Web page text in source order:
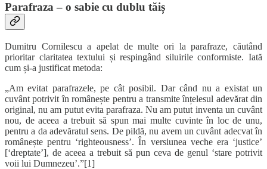
Parafraza – o sabie cu dublu tăiș
Dumitru Cornilescu a apelat de multe ori la parafraze, căutând
prioritar claritatea textului și respingând siluirile conformiste. Iată
cum și-a justificat metoda:
„Am evitat parafrazele, pe cât posibil. Dar când nu a existat un
cuvânt potrivit în românește pentru a transmite înțelesul adevărat din
original, nu am putut evita parafraza. Nu am putut inventa un cuvânt
nou, de aceea a trebuit să spun mai multe cuvinte în loc de unu,
pentru a da adevăratul sens. De pildă, nu avem un cuvânt adecvat în
românește pentru ‘righteousness’. În versiunea veche era ‘justice’
[‘dreptate’], de aceea a trebuit să pun ceva de genul ‘stare potrivit
voii lui Dumnezeu’.”[1]